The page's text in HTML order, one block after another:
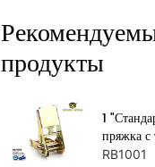
продукты
1
пряжка с
RB1001